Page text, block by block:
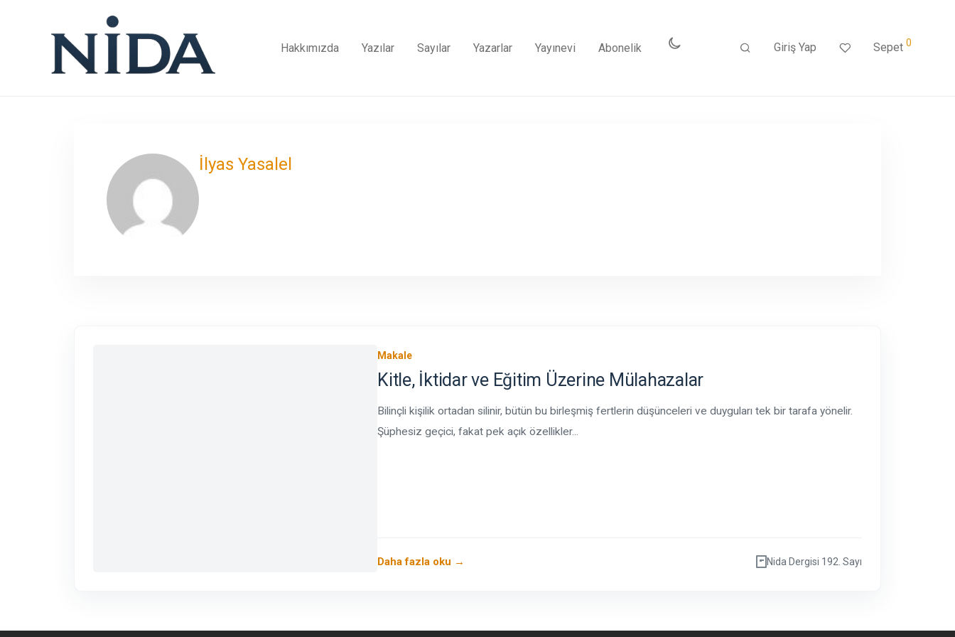
Hakkımızda Yazılar Sayılar Yazarlar Yayınevi Abonelik Giriş Yap Sepet 0
İlyas Yasalel
Makale
Kitle, İktidar ve Eğitim Üzerine Mülahazalar
Bilinçli kişilik ortadan silinir, bütün bu birleşmiş fertlerin düşünceleri ve duyguları tek bir tarafa yönelir.
Şüphesiz geçici, fakat pek açık özellikler...
Daha fazla oku → Nida Dergisi 192. Sayı